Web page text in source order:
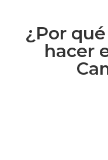
¿Por
hacer